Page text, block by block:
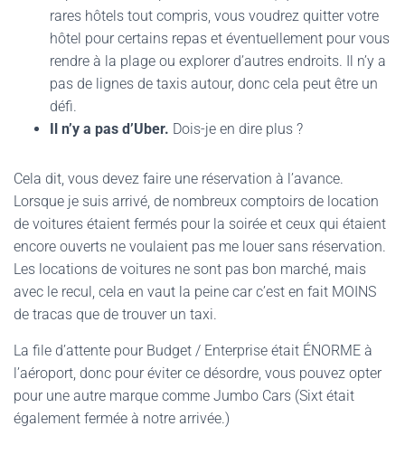
rares hôtels tout compris, vous voudrez quitter votre
hôtel pour certains repas et éventuellement pour vous
rendre à la plage ou explorer d’autres endroits. Il n’y a
pas de lignes de taxis autour, donc cela peut être un
défi.
Il n’y a pas d’Uber. Dois-je en dire plus ?
Cela dit, vous devez faire une réservation à l’avance.
Lorsque je suis arrivé, de nombreux comptoirs de location
de voitures étaient fermés pour la soirée et ceux qui étaient
encore ouverts ne voulaient pas me louer sans réservation.
Les locations de voitures ne sont pas bon marché, mais
avec le recul, cela en vaut la peine car c’est en fait MOINS
de tracas que de trouver un taxi.
La file d’attente pour Budget / Enterprise était ÉNORME à
l’aéroport, donc pour éviter ce désordre, vous pouvez opter
pour une autre marque comme Jumbo Cars (Sixt était
également fermée à notre arrivée.)